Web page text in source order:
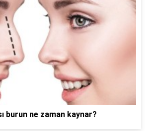
burun ne zaman kaynar?